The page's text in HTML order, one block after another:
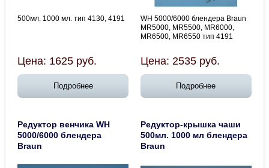
500мл. 1000 мл. тип 4130, 4191
Цена: 1625 руб.
Подробнее
WH 5000/6000 блендера Braun
MR5000, MR5500, MR6000,
MR6500, MR6550 тип 4191
Цена: 2535 руб.
Подробнее
Редуктор венчика WH
5000/6000 блендера
Braun
Редуктор-крышка чаши
500мл. 1000 мл блендера
Braun